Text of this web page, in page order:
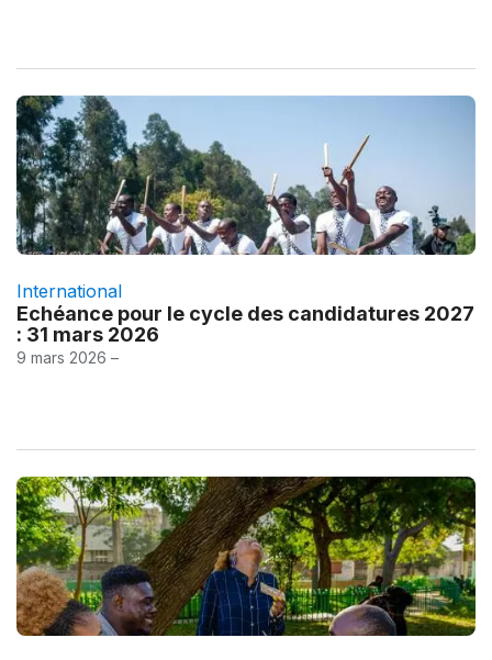
International
Echéance pour le cycle des candidatures 2027
: 31 mars 2026
9 mars 2026 –